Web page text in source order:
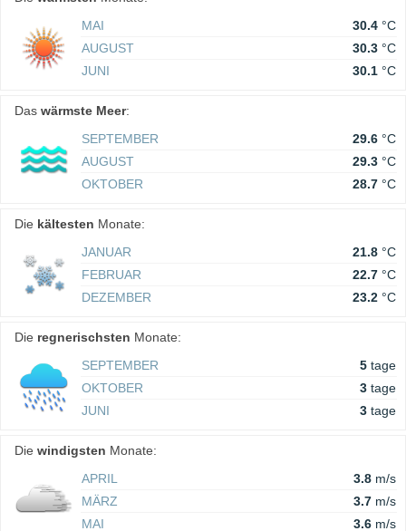
MAI
30.4 °C
AUGUST
30.3 °C
JUNI
30.1 °C
Das wärmste Meer:
SEPTEMBER
29.6 °C
AUGUST
29.3 °C
OKTOBER
28.7 °C
Die kältesten Monate:
JANUAR
21.8 °C
FEBRUAR
22.7 °C
DEZEMBER
23.2 °C
Die regnerischsten Monate:
SEPTEMBER
5 tage
OKTOBER
3 tage
JUNI
3 tage
Die windigsten Monate:
APRIL
3.8 m/s
MÄRZ
3.7 m/s
MAI
3.6 m/s